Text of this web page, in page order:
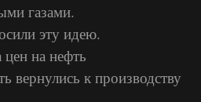
газами.
эту идею.
цен на нефть
вернулись к производству